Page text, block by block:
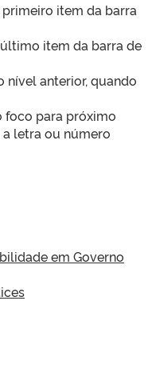
item da barra
item da barra de
nível anterior, quando
foco para próximo
letra ou número
em Governo